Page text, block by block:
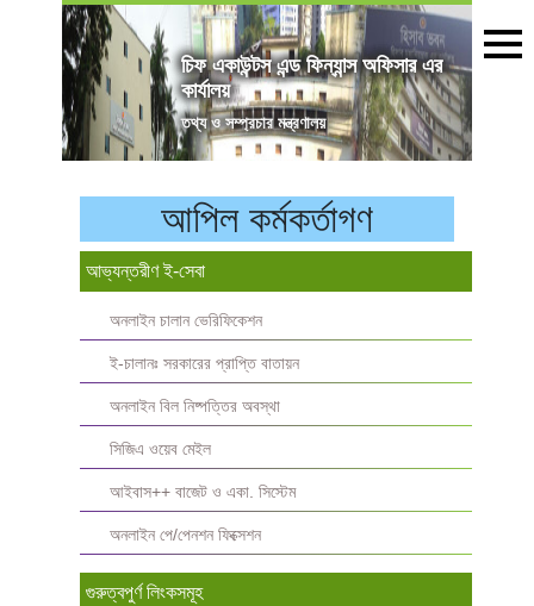
চিফ একাউন্টস এন্ড ফিন্যান্স অফিসার এর
কার্যালয়
তথ্য ও সম্প্রচার মন্ত্রণালয়
আপিল কর্মকর্তাগণ
আভ্যন্তরীণ ই-সেবা
অনলাইন চালান ভেরিফিকেশন
ই-চালানঃ সরকারের প্রাপ্তি বাতায়ন
অনলাইন বিল নিষ্পত্তির অবস্থা
সিজিএ ওয়েব মেইল
আইবাস++ বাজেট ও একা. সিস্টেম
অনলাইন পে/পেনশন ফিক্সেশন
গুরুত্বপুর্ণ লিংকসমূহ